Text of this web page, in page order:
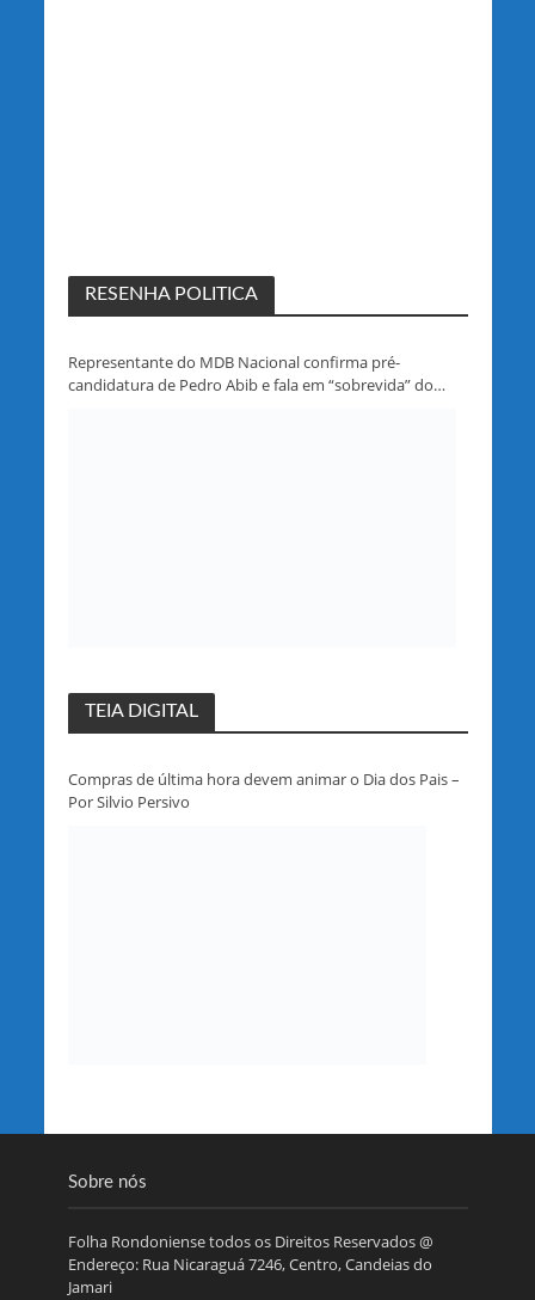
RESENHA POLITICA
Representante do MDB Nacional confirma pré-
candidatura de Pedro Abib e fala em “sobrevida” do
TEIA DIGITAL
Compras de última hora devem animar o Dia dos Pais –
Por Silvio Persivo
Sobre nós
Folha Rondoniense todos os Direitos Reservados @
Endereço: Rua Nicaraguá 7246, Centro, Candeias do
Jamari